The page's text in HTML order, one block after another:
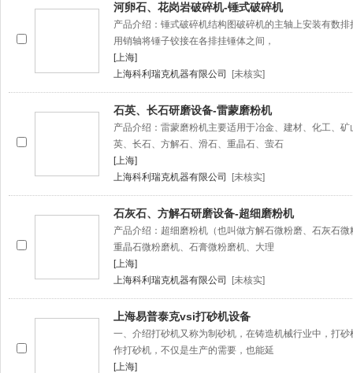
河卵石、花岗岩破碎机-锤式破碎机
产品介绍：锤式破碎机结构图破碎机的主轴上安装有数
用销轴将锤子铰接在各排挂锤体之间，
[上海]
上海科利瑞克机器有限公司
[未核实]
石英、长石研磨设备-雷蒙磨粉机
产品介绍：雷蒙磨粉机主要适用于冶金、建材、化工、
英、长石、方解石、滑石、重晶石、萤石
[上海]
上海科利瑞克机器有限公司
[未核实]
石灰石、方解石研磨设备-超细磨粉机
产品介绍：超细磨粉机（也叫做方解石微粉磨、石灰石
重晶石微粉磨机、石膏微粉磨机、大理
[上海]
上海科利瑞克机器有限公司
[未核实]
上海易普泰克vsi打砂机设备
一、介绍打砂机又称为制砂机，在铸造机械行业中，打
作打砂机，不仅是生产的需要，也能延
[上海]